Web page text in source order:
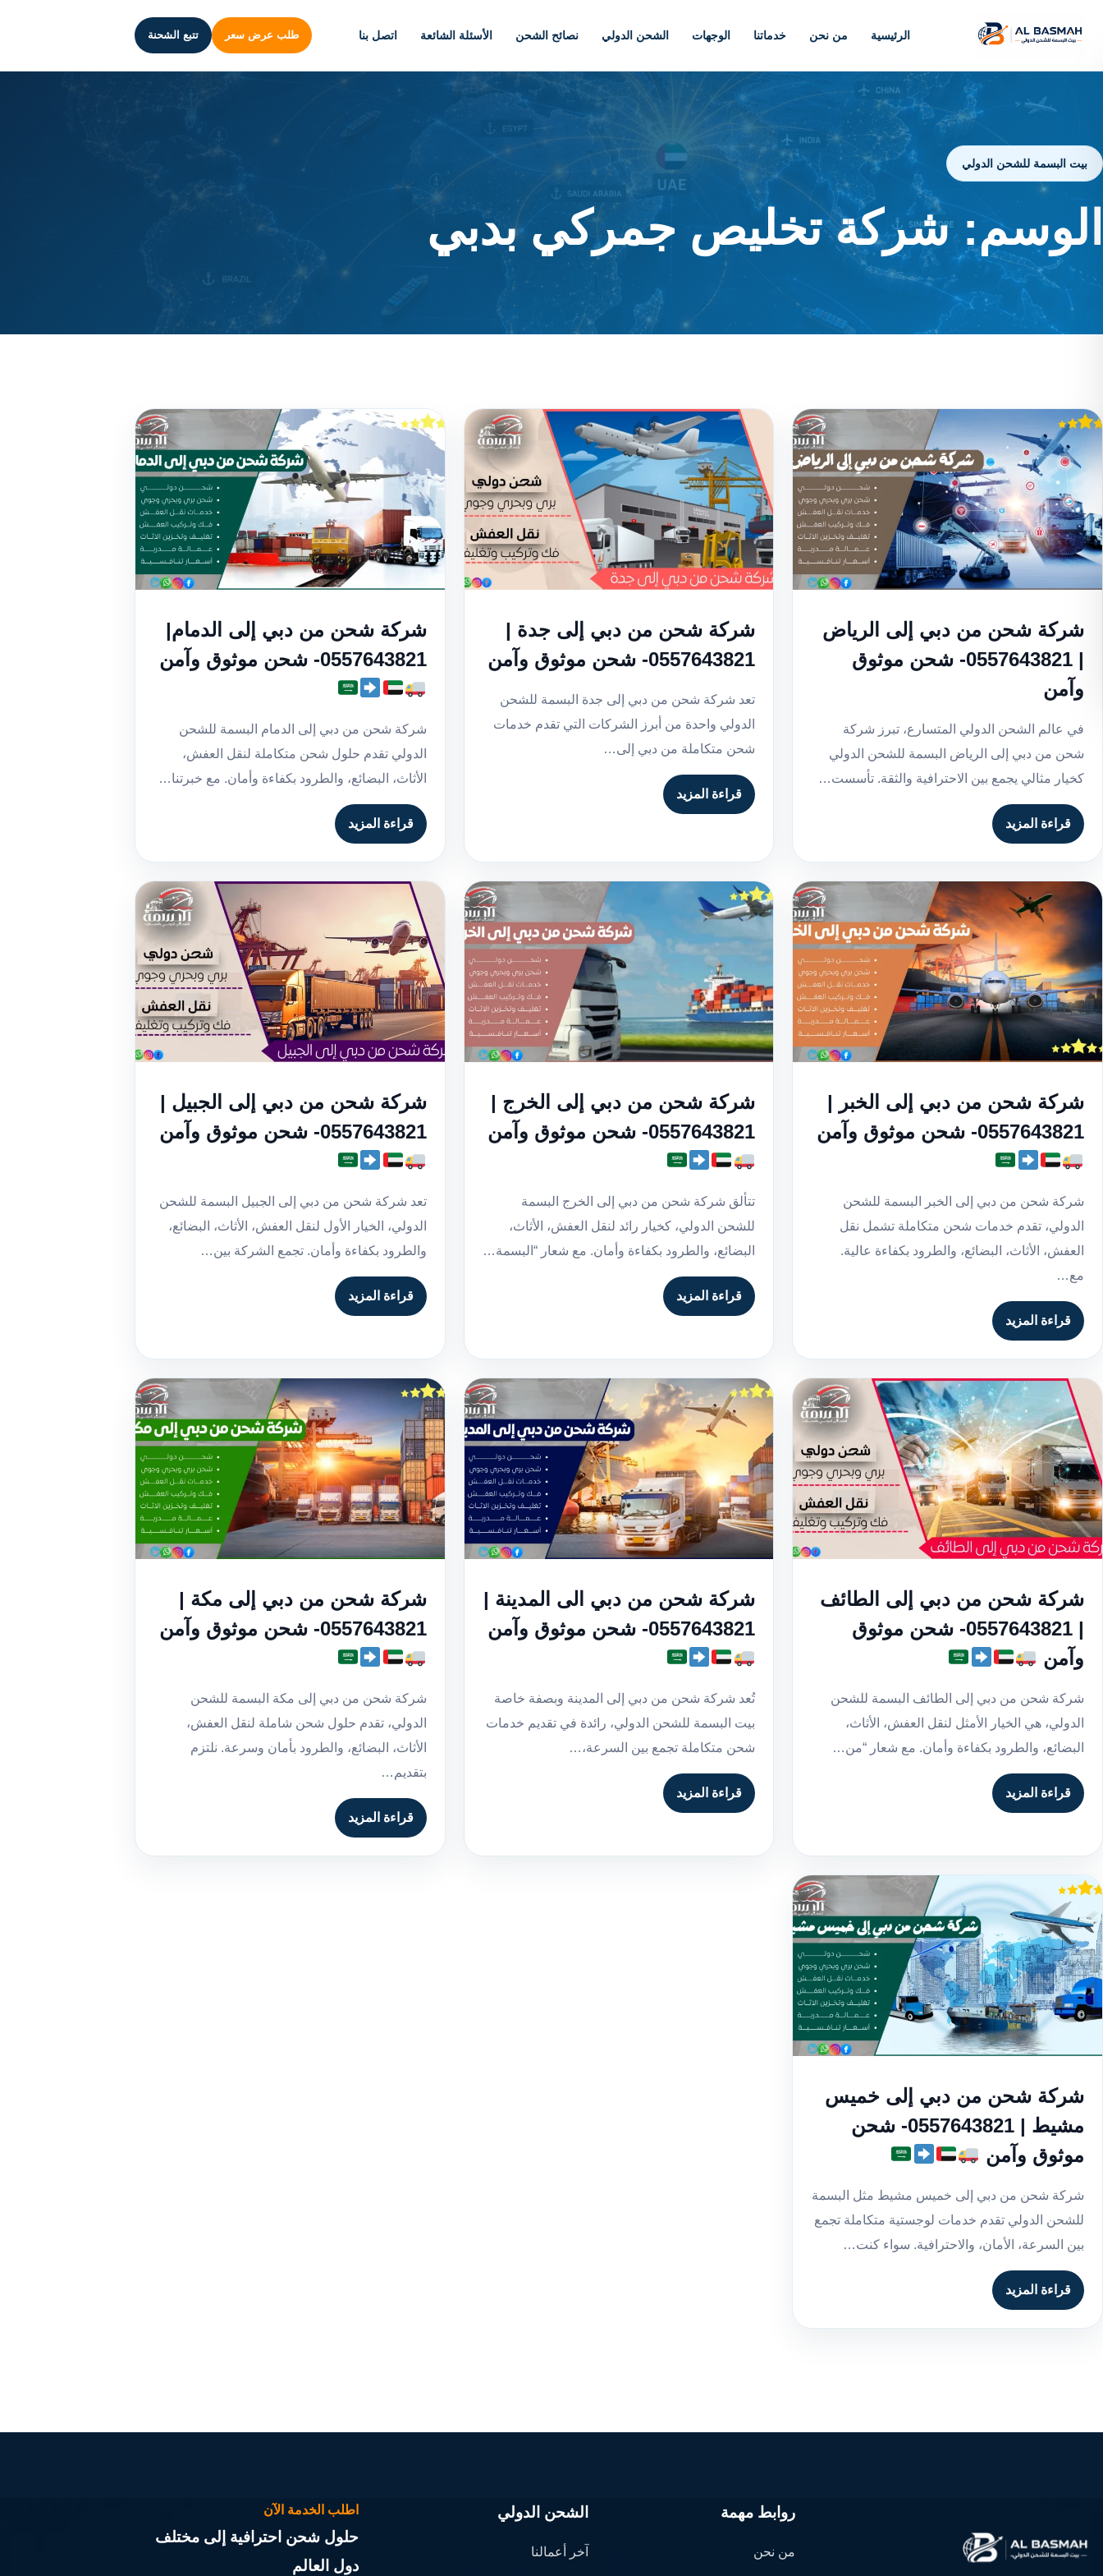
الرئيسية من نحن خدماتنا الوجهات الشحن الدولي نصائح الشحن الأسئلة الشائعة اتصل بنا طلب عرض سعر تتبع الشحنة
بيت البسمة للشحن الدولي
الوسم:شركة تخليص جمركي بدبي
شركة شحن من دبي إلى الرياض
| 0557643821- شحن موثوق
وآمن
في عالم الشحن الدولي المتسارع، تبرز شركة
شحن من دبي إلى الرياض البسمة للشحن الدولي
كخيار مثالي يجمع بين الاحترافية والثقة. تأسست…
قراءة المزيد
شركة شحن من دبي إلى جدة |
0557643821- شحن موثوق وآمن
تعد شركة شحن من دبي إلى جدة البسمة للشحن
الدولي واحدة من أبرز الشركات التي تقدم خدمات
شحن متكاملة من دبي إلى…
قراءة المزيد
شركة شحن من دبي إلى الدمام|
0557643821- شحن موثوق وآمن
شركة شحن من دبي إلى الدمام البسمة للشحن
الدولي تقدم حلول شحن متكاملة لنقل العفش،
الأثاث، البضائع، والطرود بكفاءة وأمان. مع خبرتنا…
قراءة المزيد
شركة شحن من دبي إلى الخبر |
0557643821- شحن موثوق وآمن
شركة شحن من دبي إلى الخبر البسمة للشحن
الدولي، تقدم خدمات شحن متكاملة تشمل نقل
العفش، الأثاث، البضائع، والطرود بكفاءة عالية.
مع…
قراءة المزيد
شركة شحن من دبي إلى الخرج |
0557643821- شحن موثوق وآمن
تتألق شركة شحن من دبي إلى الخرج البسمة
للشحن الدولي، كخيار رائد لنقل العفش، الأثاث،
البضائع، والطرود بكفاءة وأمان. مع شعار “البسمة…
قراءة المزيد
شركة شحن من دبي إلى الجبيل |
0557643821- شحن موثوق وآمن
تعد شركة شحن من دبي إلى الجبيل البسمة للشحن
الدولي، الخيار الأول لنقل العفش، الأثاث، البضائع،
والطرود بكفاءة وأمان. تجمع الشركة بين…
قراءة المزيد
شركة شحن من دبي إلى الطائف
| 0557643821- شحن موثوق
وآمن
شركة شحن من دبي إلى الطائف البسمة للشحن
الدولي، هي الخيار الأمثل لنقل العفش، الأثاث،
البضائع، والطرود بكفاءة وأمان. مع شعار “من…
قراءة المزيد
شركة شحن من دبي الى المدينة |
0557643821- شحن موثوق وآمن
تُعد شركة شحن من دبي إلى المدينة وبصفة خاصة
بيت البسمة للشحن الدولي، رائدة في تقديم خدمات
شحن متكاملة تجمع بين السرعة،…
قراءة المزيد
شركة شحن من دبي إلى مكة |
0557643821- شحن موثوق وآمن
شركة شحن من دبي إلى مكة البسمة للشحن
الدولي، تقدم حلول شحن شاملة لنقل العفش،
الأثاث، البضائع، والطرود بأمان وسرعة. نلتزم
بتقديم…
قراءة المزيد
شركة شحن من دبي إلى خميس
مشيط | 0557643821- شحن
موثوق وآمن
شركة شحن من دبي إلى خميس مشيط مثل البسمة
للشحن الدولي تقدم خدمات لوجستية متكاملة تجمع
بين السرعة، الأمان، والاحترافية. سواء كنت…
قراءة المزيد
روابط مهمة
من نحن
الشحن الدولي
آخر أعمالنا
اطلب الخدمة الآن
حلول شحن احترافية إلى مختلف
دول العالم